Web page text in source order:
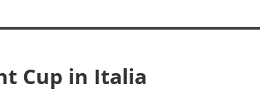
Cup in Italia